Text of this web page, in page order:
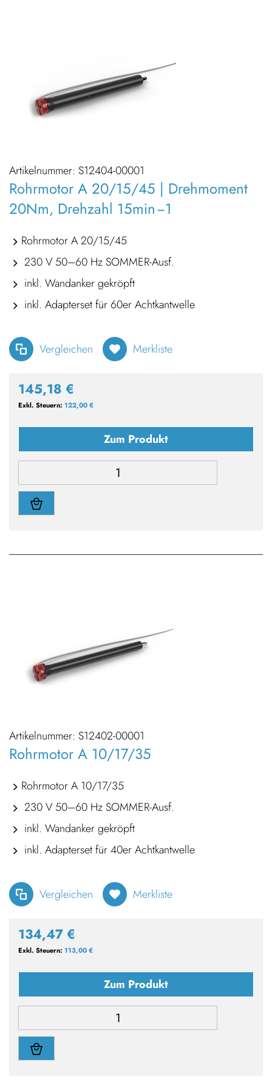
Artikelnummer: S12404-00001
Rohrmotor A 20/15/45 | Drehmoment
20Nm, Drehzahl 15min −1
Rohrmotor A 20/15/45
230 V 50–60 Hz SOMMER-Ausf.
inkl. Wandanker gekröpft
inkl. Adapterset für 60er Achtkantwelle
Vergleichen Merkliste
145,18 €
122,00 €
Zum Produkt
Artikelnummer: S12402-00001
Rohrmotor A 10/17/35
Rohrmotor A 10/17/35
230 V 50–60 Hz SOMMER-Ausf.
inkl. Wandanker gekröpft
inkl. Adapterset für 40er Achtkantwelle
Vergleichen Merkliste
134,47 €
113,00 €
Zum Produkt